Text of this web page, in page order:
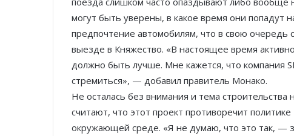
могут быть уверены, в какое время они
предпочтение автомобилям, что в свою очередь
выезде в Княжество. «В настоящее время
должно быть лучше. Мне кажется, что компания
стремиться», — добавил правитель Монако.
Не осталась без внимания и тема строительства
считают, что этот проект противоречит
окружающей среде. «Я не думаю, что это так, —